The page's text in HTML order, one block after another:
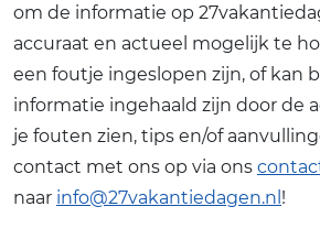
om de informatie op
accuraat en actueel mogelijk te
een foutje ingeslopen zijn, of kan
informatie ingehaald zijn door de
je fouten zien, tips en/of
contact met ons op via ons
naar info@27vakantiedagen.nl !